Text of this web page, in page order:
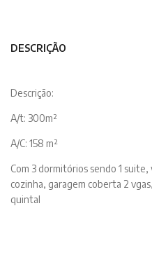
DESCRIÇÃO
Descrição:
A/t: 300m²
A/C: 158 m²
Com 3 dormitórios sendo 1
cozinha, garagem coberta 2
quintal